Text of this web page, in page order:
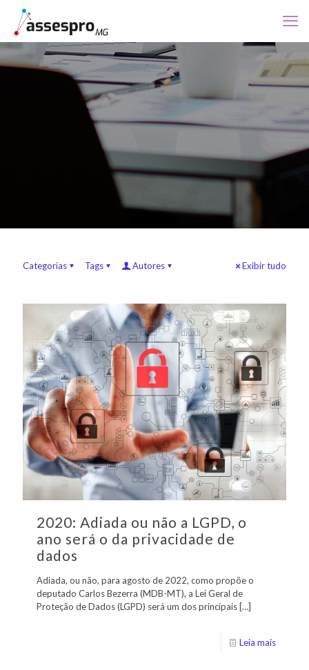
Categorias Tags Autores Exibir tudo
2020: Adiada ou não a LGPD, o
ano será o da privacidade de
dados
Adiada, ou não, para agosto de 2022, como propõe o
deputado Carlos Bezerra (MDB-MT), a Lei Geral de
Proteção de Dados (LGPD) será um dos principais […]
Leia mais